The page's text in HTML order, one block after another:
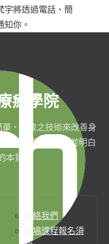
宇將透過電話、簡
知你。
癒學院
、有效之技術來改善身
實現靈性生活，並明白
本質。
聯絡我們
現場課程報名須